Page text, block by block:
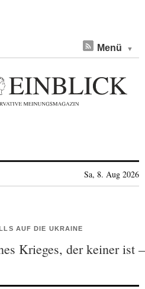
Menü
Sa, 8. Aug 2026
AUF DIE UKRAINE
Krieges, der keiner ist –